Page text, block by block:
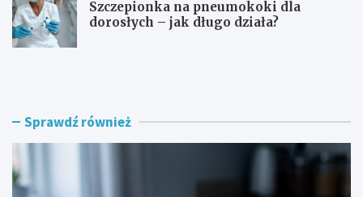
Szczepionka na pneumokoki dla
dorosłych – jak długo działa?
T
i
e
r
I
o
r
a
Sprawdź również